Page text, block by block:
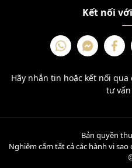
Kết nối
Hãy nhắn tin hoặc kết nối
tư
Bản quyền
Nghiêm cấm tất cả các hành vi